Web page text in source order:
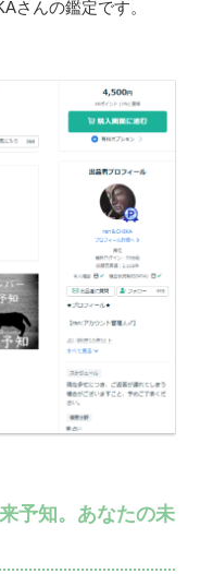
さんの鑑定です。
予知。あなたの未